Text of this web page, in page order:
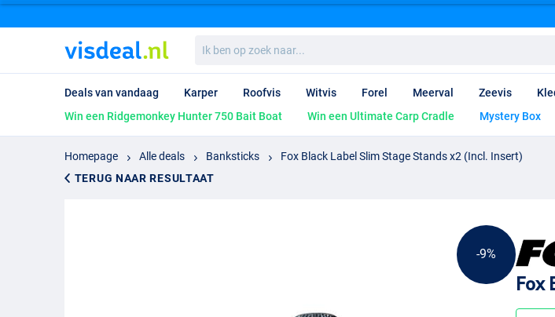
ben
op
naar...
Deals van vandaag Karper Roofvis Witvis Forel Meerval Zeevis
Win een Ridgemonkey Hunter 750 Bait Boat
Win een Ultimate Carp Cradle Mystery Box
Homepage Alle deals Banksticks
Fox Black Label Slim Stage Stands x2 (Incl. Insert)
TERUG NAAR RESULTAAT
-9%
Fox